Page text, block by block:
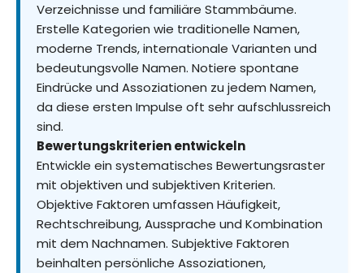
Verzeichnisse und familiäre Stammbäume.
Erstelle Kategorien wie traditionelle Namen,
moderne Trends, internationale Varianten und
bedeutungsvolle Namen. Notiere spontane
Eindrücke und Assoziationen zu jedem Namen,
da diese ersten Impulse oft sehr aufschlussreich
sind.
Bewertungskriterien entwickeln
Entwickle ein systematisches Bewertungsraster
mit objektiven und subjektiven Kriterien.
Objektive Faktoren umfassen Häufigkeit,
Rechtschreibung, Aussprache und Kombination
mit dem Nachnamen. Subjektive Faktoren
beinhalten persönliche Assoziationen,